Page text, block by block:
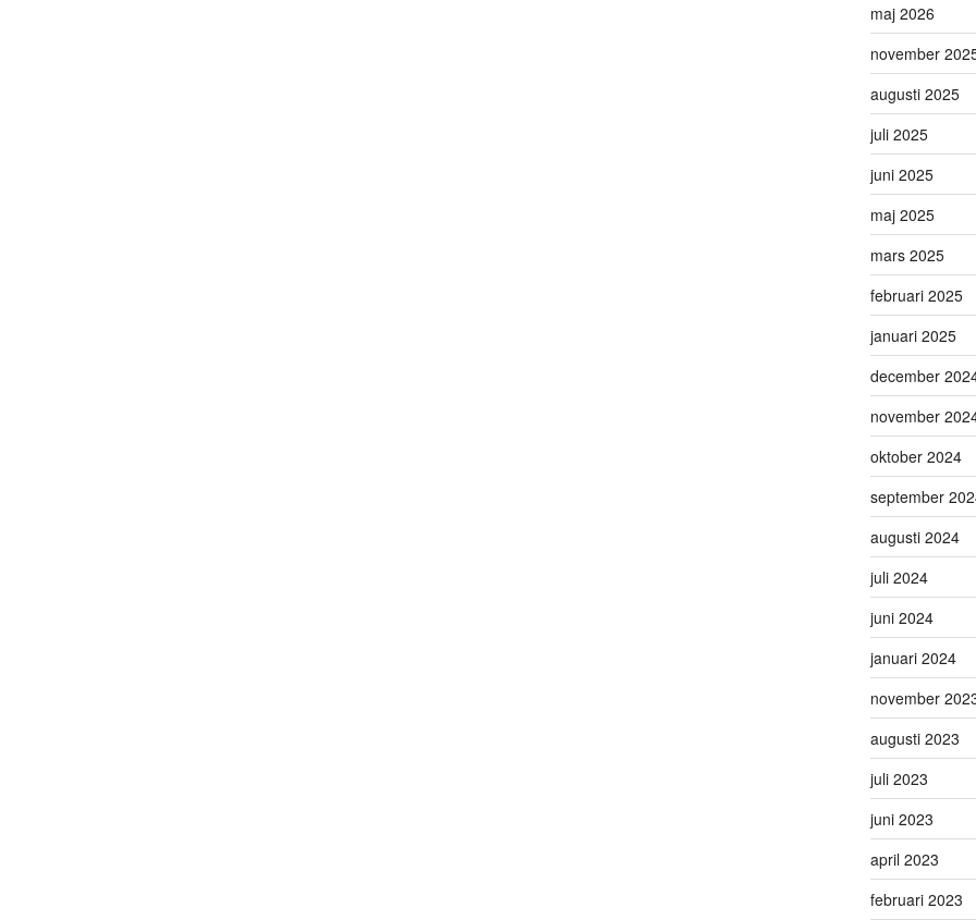
maj 2026
november
augusti 2025
juli 2025
juni 2025
maj 2025
mars 2025
februari 2025
januari 2025
december
november
oktober 2024
september
augusti 2024
juli 2024
juni 2024
januari 2024
november
augusti 2023
juli 2023
juni 2023
april 2023
februari 2023